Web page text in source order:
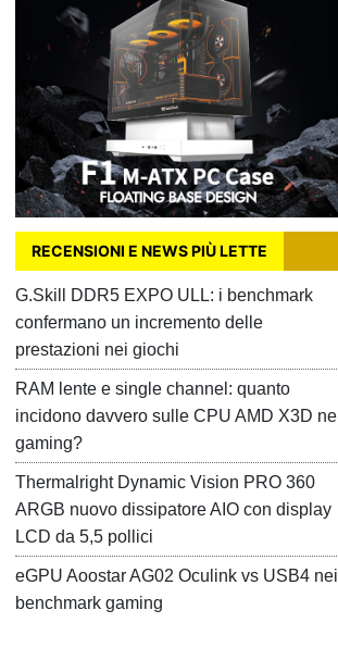
RECENSIONI E NEWS PIÙ LETTE
G.Skill DDR5 EXPO ULL: i benchmark
confermano un incremento delle
prestazioni nei giochi
RAM lente e single channel: quanto
incidono davvero sulle CPU AMD X3D nel
gaming?
Thermalright Dynamic Vision PRO 360
ARGB nuovo dissipatore AIO con display
LCD da 5,5 pollici
eGPU Aoostar AG02 Oculink vs USB4 nei
benchmark gaming